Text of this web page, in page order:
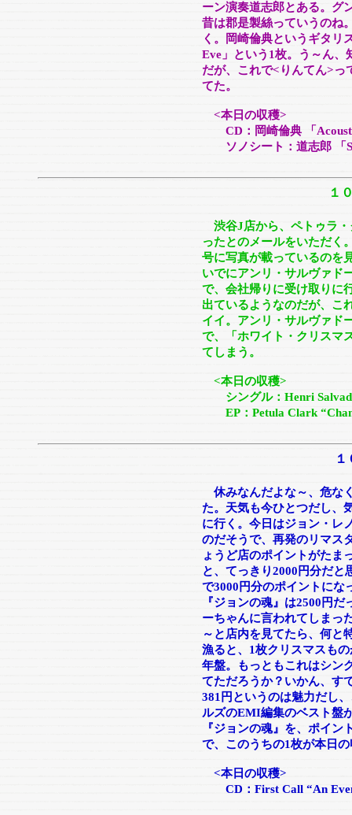
ーン演奏道志郎とある。グ
昔は郡是製絲っていうのね
く。岡崎倫典というギタリ
Eve」という1枚。う～ん、
だが、これで<りんてん>っ
てた。
<本日の収穫>
CD：岡崎倫典 「
ソノシート：道志郎 「
１
渋谷J店から、ペトゥラ
ったとのメールをいただく
号に写真が載っているのを
いでにアンリ・サルヴァド
で、会社帰りに受け取りに
出ているようなのだが、こ
イイ。アンリ・サルヴァド
で、「ホワイト・クリスマ
てしまう。
<本日の収穫>
シングル：Henri
EP：Petula Clark
休みなんだよな～、危な
た。天気も今ひとつだし、
に行く。今日はジョン・レ
のだそうで、再発のリマス
ょうど店のポイントがたま
と、てっきり2000円分だと
で3000円分のポイントにな
『ジョンの魂』は2500円
ーちゃんに言われてしまっ
～と店内を見てたら、何と
漁ると、1枚クリスマスも
年盤。もっともこれはシン
てただろうか？いかん、す
381円というのは魅力だし
ルズのEMI編集のベスト盤
『ジョンの魂』を、ポイ
で、このうちの1枚が本日
<本日の収穫>
CD：First Call “An